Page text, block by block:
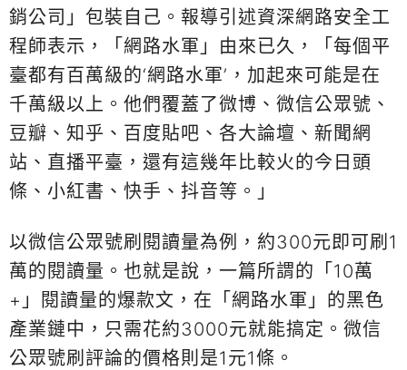
銷公司」包裝自己。報導引述資深網路安全工
程師表示，「網路水軍」由來已久，「每個平
臺都有百萬級的‘網路水軍’，加起來可能是在
千萬級以上。他們覆蓋了微博、微信公眾號、
豆瓣、知乎、百度貼吧、各大論壇、新聞網
站、直播平臺，還有這幾年比較火的今日頭
條、小紅書、快手、抖音等。」
以微信公眾號刷閱讀量為例，約300元即可刷1
萬的閱讀量。也就是說，一篇所謂的「10萬
+」閱讀量的爆款文，在「網路水軍」的黑色
產業鏈中，只需花約3000元就能搞定。微信
公眾號刷評論的價格則是1元1條。